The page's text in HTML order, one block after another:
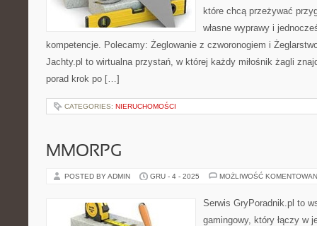
które chcą przeżywać
własne wyprawy i
kompetencje. Polecamy: Żeglowanie z czworonogiem i
Jachty.pl to wirtualna przystań, w której każdy miłośnik żagli
porad krok po […]
CATEGORIES: NIERUCHOMOŚCI
MMORPG
POSTED BY ADMIN GRU - 4 - 2025 MOŻLIWOŚĆ
Serwis GryPoradnik.pl to
gamingowy, który łączy w